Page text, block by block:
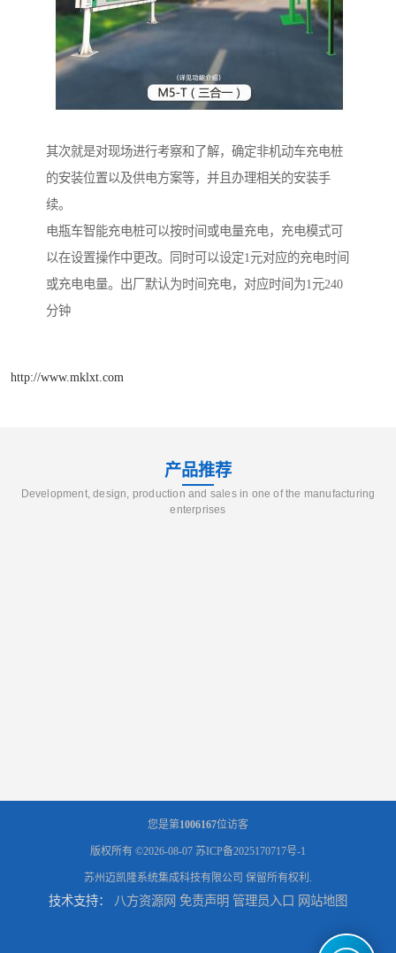
其次就是对现场进行考察和了解，确定非机动车充电桩
的安装位置以及供电方案等，并且办理相关的安装手
续。
电瓶车智能充电桩可以按时间或电量充电，充电模式可
以在设置操作中更改。同时可以设定1元对应的充电时间
或充电电量。出厂默认为时间充电，对应时间为1元240
分钟
http://www.mklxt.com
产品推荐
Development, design, production and sales in one of the manufacturing
enterprises
您是第1006167位访客
版权所有 ©2026-08-07 苏ICP备2025170717号-1
苏州迈凯隆系统集成科技有限公司 保留所有权利.
技术支持： 八方资源网 免责声明 管理员入口 网站地图